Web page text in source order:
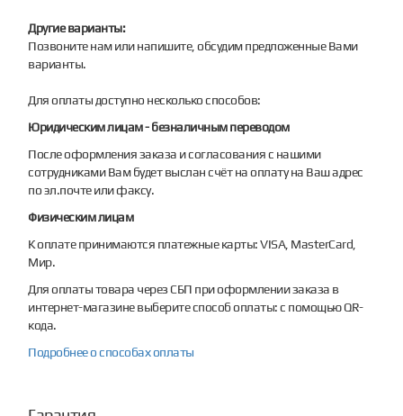
Другие варианты:
Позвоните нам или напишите, обсудим предложенные Вами
варианты.
Для оплаты доступно несколько способов:
Юридическим лицам - безналичным переводом
После оформления заказа и согласования с нашими
сотрудниками Вам будет выслан счёт на оплату на Ваш адрес
по эл.почте или факсу.
Физическим лицам
К оплате принимаются платежные карты: VISA, MasterCard,
Мир.
Для оплаты товара через СБП при оформлении заказа в
интернет-магазине выберите способ оплаты: с помощью QR-
кода.
Подробнее о способах оплаты